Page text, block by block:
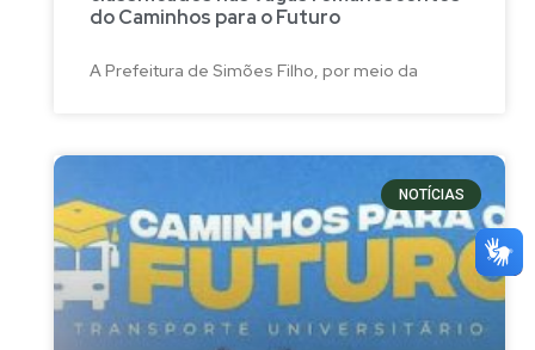
do Caminhos para o Futuro
A Prefeitura de Simões Filho, por meio da
NOTÍCIAS